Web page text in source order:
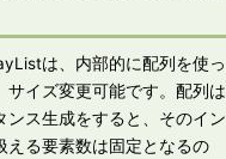
は、内部的に配列を使っ
サイズ変更可能です。配列は
ンス生成をすると、そのイン
える要素数は固定となるの